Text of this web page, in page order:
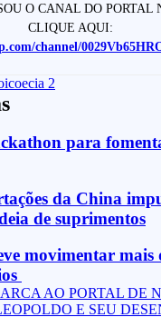
O CANAL DO PORTAL
CLIQUE AQUI:
channel/
para
da China
de suprimentos
movimentar mais